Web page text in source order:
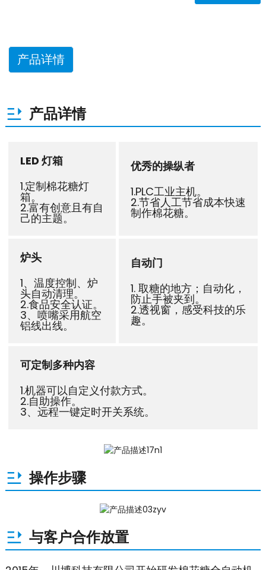
产品详情
产品详情
LED 灯箱
1.定制棉花糖灯
箱。
2.富有创意且有自
己的主题。
优秀的操纵者
1.PLC工业主机。
2.节省人工节省成本快速
制作棉花糖。
炉头
1、温度控制、炉
头自动清理。
2.食品安全认证。
3、喷嘴采用航空
铝线出线。
自动门
1. 取糖的地方；自动化，
防止手被夹到。
2.透视窗，感受科技的乐
趣。
可定制多种内容
1.机器可以自定义付款方式。
2.自助操作。
3、远程一键定时开关系统。
操作步骤
与客户合作放置